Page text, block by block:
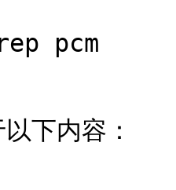
pcm
下内容：